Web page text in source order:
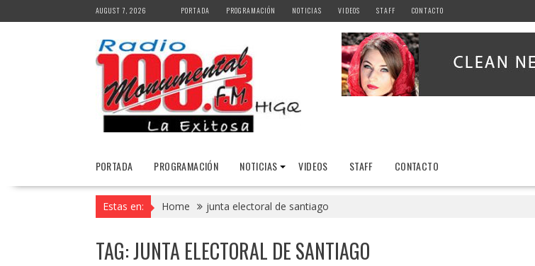
to
AUGUST 7, 2026 PORTADA PROGRAMACIÓN NOTICIAS VIDEOS STAFF CONTACTO
PORTADA PROGRAMACIÓN NOTICIAS VIDEOS STAFF CONTACTO
Estas en: Home junta electoral de santiago
TAG:JUNTA ELECTORAL DE SANTIAGO